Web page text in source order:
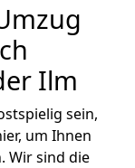
Ilm
sein,
um Ihnen
Wir sind die